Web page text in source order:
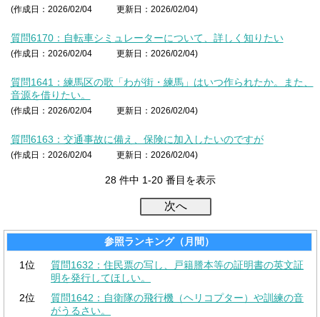
(作成日：2026/02/04 更新日：2026/02/04)
質問6170：自転車シミュレーターについて、詳しく知りたい
(作成日：2026/02/04 更新日：2026/02/04)
質問1641：練馬区の歌「わが街・練馬」はいつ作られたか。また、
音源を借りたい。
(作成日：2026/02/04 更新日：2026/02/04)
質問6163：交通事故に備え、保険に加入したいのですが
(作成日：2026/02/04 更新日：2026/02/04)
28 件中 1-20 番目を表示
参照ランキング（月間）
1位
質問1632：住民票の写し、戸籍謄本等の証明書の英文証
明を発行してほしい。
2位
質問1642：自衛隊の飛行機（ヘリコプター）や訓練の音
がうるさい。